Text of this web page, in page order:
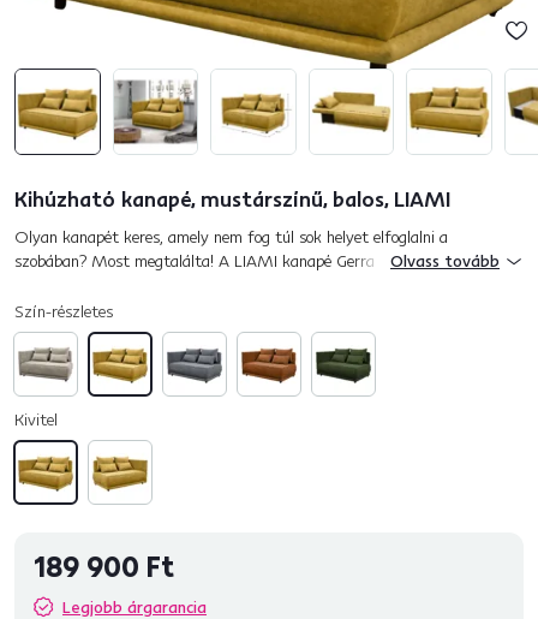
Kihúzható kanapé, mustárszínű, balos, LIAMI
Olyan kanapét keres, amely nem fog túl sok helyet elfoglalni a
szobában? Most megtalálta! A LIAMI kanapé Gerra szövettel van
Olvass tovább
Szín-részletes
Kivitel
189 900 Ft
Legjobb árgarancia